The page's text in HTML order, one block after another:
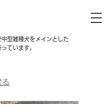
型雑種犬をメインとした
ています。